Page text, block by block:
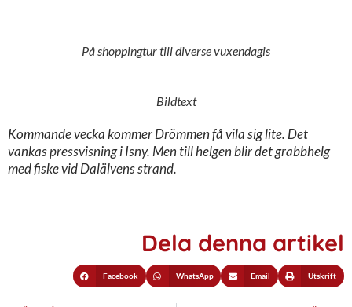
På shoppingtur till diverse vuxendagis
Bildtext
Kommande vecka kommer Drömmen få vila sig lite. Det
vankas pressvisning i Isny. Men till helgen blir det grabbhelg
med fiske vid Dalälvens strand.
Dela denna artikel
Facebook WhatsApp Email Utskrift